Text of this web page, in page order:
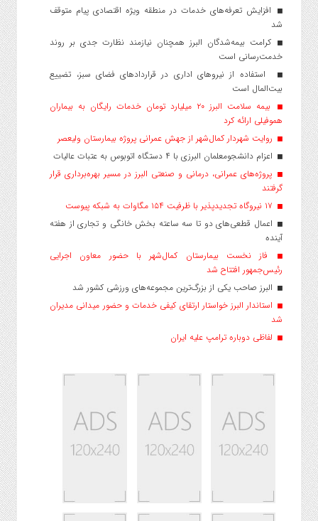
افزایش تعرفه‌های خدمات در منطقه ویژه اقتصادی پیام متوقف
شد
کرامت بیمه‌شدگان البرز همچنان نیازمند نظارت جدی بر روند
خدمت‌رسانی است
استفاده از نیروهای اداری در قراردادهای فضای سبز، تضییع
بیت‌المال است
بیمه سلامت البرز ۲۰ میلیارد تومان خدمات رایگان به بیماران
هموفیلی ارائه کرد
روایت شهردار کمال‌شهر از جهش عمرانی پروژه بیمارستان ولیعصر
اعزام دانشجو‌معلمان البرزی با ۴ دستگاه اتوبوس به عتبات عالیات
پروژه‌های عمرانی، درمانی و صنعتی البرز در مسیر بهره‌برداری قرار
گرفتند
اعمال قطعی‌های دو تا سه ساعته بخش خانگی و تجاری از هفته
آینده
فاز نخست بیمارستان کمال‌شهر با حضور معاون اجرایی
رئیس‌جمهور افتتاح شد
البرز صاحب یکی از بزرگ‌ترین مجموعه‌های ورزشی کشور شد
استاندار البرز خواستار ارتقای کیفی خدمات و حضور میدانی مدیران
شد
لفاظی دوباره ترامپ علیه ایران